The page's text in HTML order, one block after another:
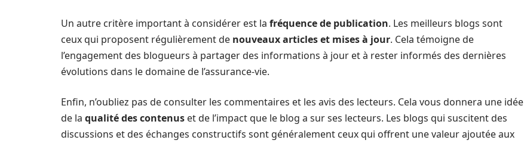
Un autre critère important à considérer est la fréquence de publication. Les meilleurs blogs sont
ceux qui proposent régulièrement de nouveaux articles et mises à jour. Cela témoigne de
l’engagement des blogueurs à partager des informations à jour et à rester informés des dernières
évolutions dans le domaine de l’assurance-vie.
Enfin, n’oubliez pas de consulter les commentaires et les avis des lecteurs. Cela vous donnera une idée
de la qualité des contenus et de l’impact que le blog a sur ses lecteurs. Les blogs qui suscitent des
discussions et des échanges constructifs sont généralement ceux qui offrent une valeur ajoutée aux